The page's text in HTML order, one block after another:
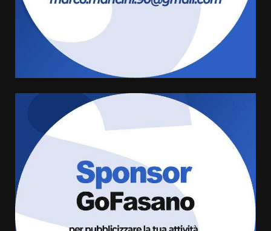
TARI, Scianaro: “Uniti per una
proposta concreta di
abbattimento per i cittadini
fasanesi”
Grande successo per la “Sagra
del Pesce Spada” a Savelletri
9 Agosto 2026 07:32
Serie D, l’Us Fasano non molla e
conferma di voler ricorrere per
ottenere l’iscrizione
8 Agosto 2026 19:55